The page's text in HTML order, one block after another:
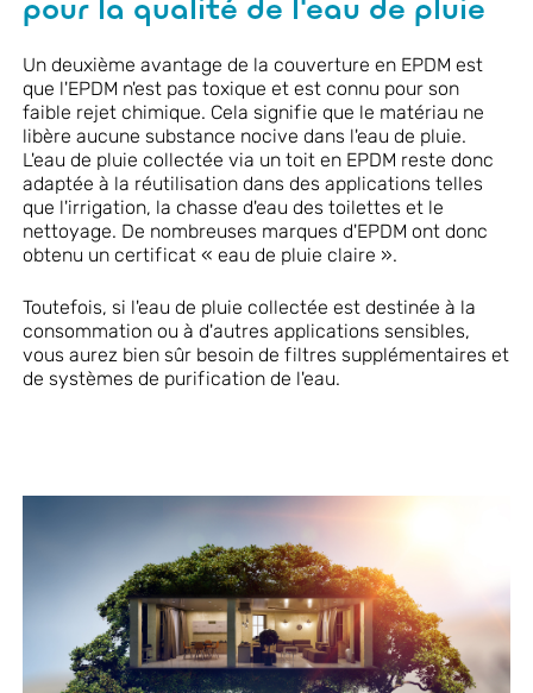
pour la qualité de l'eau de pluie
Un deuxième avantage de la couverture en EPDM est
que l'EPDM n'est pas toxique et est connu pour son
faible rejet chimique. Cela signifie que le matériau ne
libère aucune substance nocive dans l'eau de pluie.
L'eau de pluie collectée via un toit en EPDM reste donc
adaptée à la réutilisation dans des applications telles
que l'irrigation, la chasse d'eau des toilettes et le
nettoyage. De nombreuses marques d'EPDM ont donc
obtenu un certificat « eau de pluie claire ».
Toutefois, si l'eau de pluie collectée est destinée à la
consommation ou à d'autres applications sensibles,
vous aurez bien sûr besoin de filtres supplémentaires et
de systèmes de purification de l'eau.